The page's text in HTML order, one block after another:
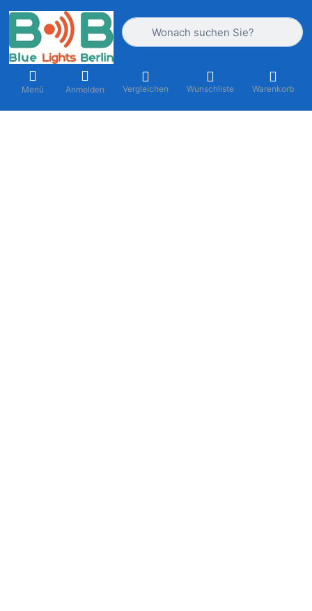
Geben Sie einen Suchbegriff ein.
Menü Anmelden Vergleichen Wunschliste Warenkorb